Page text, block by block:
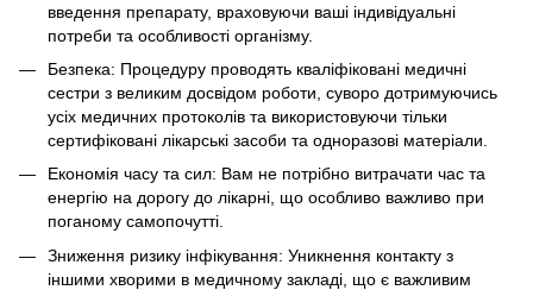
введення препарату, враховуючи ваші індивідуальні
потреби та особливості організму.
Безпека: Процедуру проводять кваліфіковані медичні
сестри з великим досвідом роботи, суворо дотримуючись
усіх медичних протоколів та використовуючи тільки
сертифіковані лікарські засоби та одноразові матеріали.
Економія часу та сил: Вам не потрібно витрачати час та
енергію на дорогу до лікарні, що особливо важливо при
поганому самопочутті.
Зниження ризику інфікування: Уникнення контакту з
іншими хворими в медичному закладі, що є важливим